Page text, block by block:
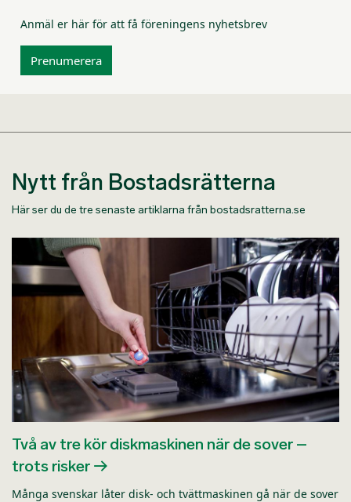
Anmäl er här för att få föreningens nyhetsbrev
Prenumerera
Nytt från Bostadsrätterna
Här ser du de tre senaste artiklarna från bostadsratterna.se
Två av tre kör diskmaskinen när de sover –
trots risker
Många svenskar låter disk- och tvättmaskinen gå när de sover